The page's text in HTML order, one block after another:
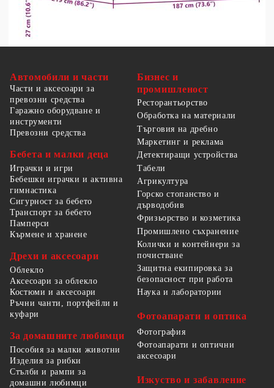
Автомобили и части
Части и аксесоари за
превозни средства
Гаражно оборудване и
инструменти
Превозни средства
Бебета и малки деца
Играчки и игри
Бебешки играчки и активна
гимнастика
Сигурност за бебето
Транспорт за бебето
Памперси
Кърмене и хранене
Дрехи и аксесоари
Облекло
Аксесоари за облекло
Костюми и аксесоари
Ръчни чанти, портфейли и
куфари
За домашните любимци
Пособия за малки животни
Изделия за рибки
Стълби и рампи за
домашни любимци
Бизнес и
промишленост
Ресторантьорство
Обработка на материали
Търговия на дребно
Маркетинг и реклама
Детектиращи устройства
Табели
Агрикултура
Горско стопанство и
дърводобив
Фризьорство и козметика
Промишлено съхранение
Колички и контейнери за
почистване
Защитна екипировка за
безопасност при работа
Наука и лаборатории
Фотоапарати и оптика
Фотография
Фотоапарати и оптични
аксесоари
Изкуство и забавление